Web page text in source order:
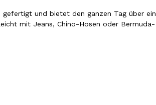
und bietet den ganzen Tag über ein
mit Jeans, Chino-Hosen oder Bermuda-